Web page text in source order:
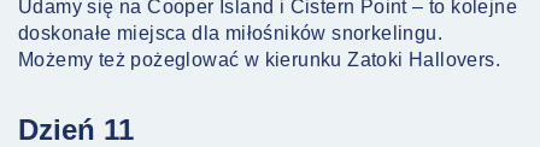
Udamy się na Cooper Island i Cistern Point – to kolejne
doskonałe miejsca dla miłośników snorkelingu.
Możemy też pożeglować w kierunku Zatoki Hallovers.
Dzień 11